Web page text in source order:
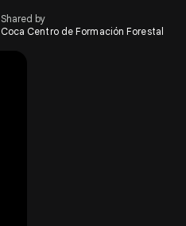
Shared by
Coca Centro de Formación Forestal